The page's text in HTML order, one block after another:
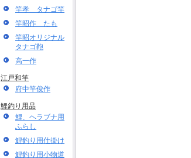
竿孝 タナゴ竿
竿昭作 たも
竿昭オリジナル
タナゴ鞄
高一作
江戸和竿
府中竿俊作
鯉釣り用品
鯉、ヘラブナ用
ふらし
鯉釣り用仕掛け
鯉釣り用小物道